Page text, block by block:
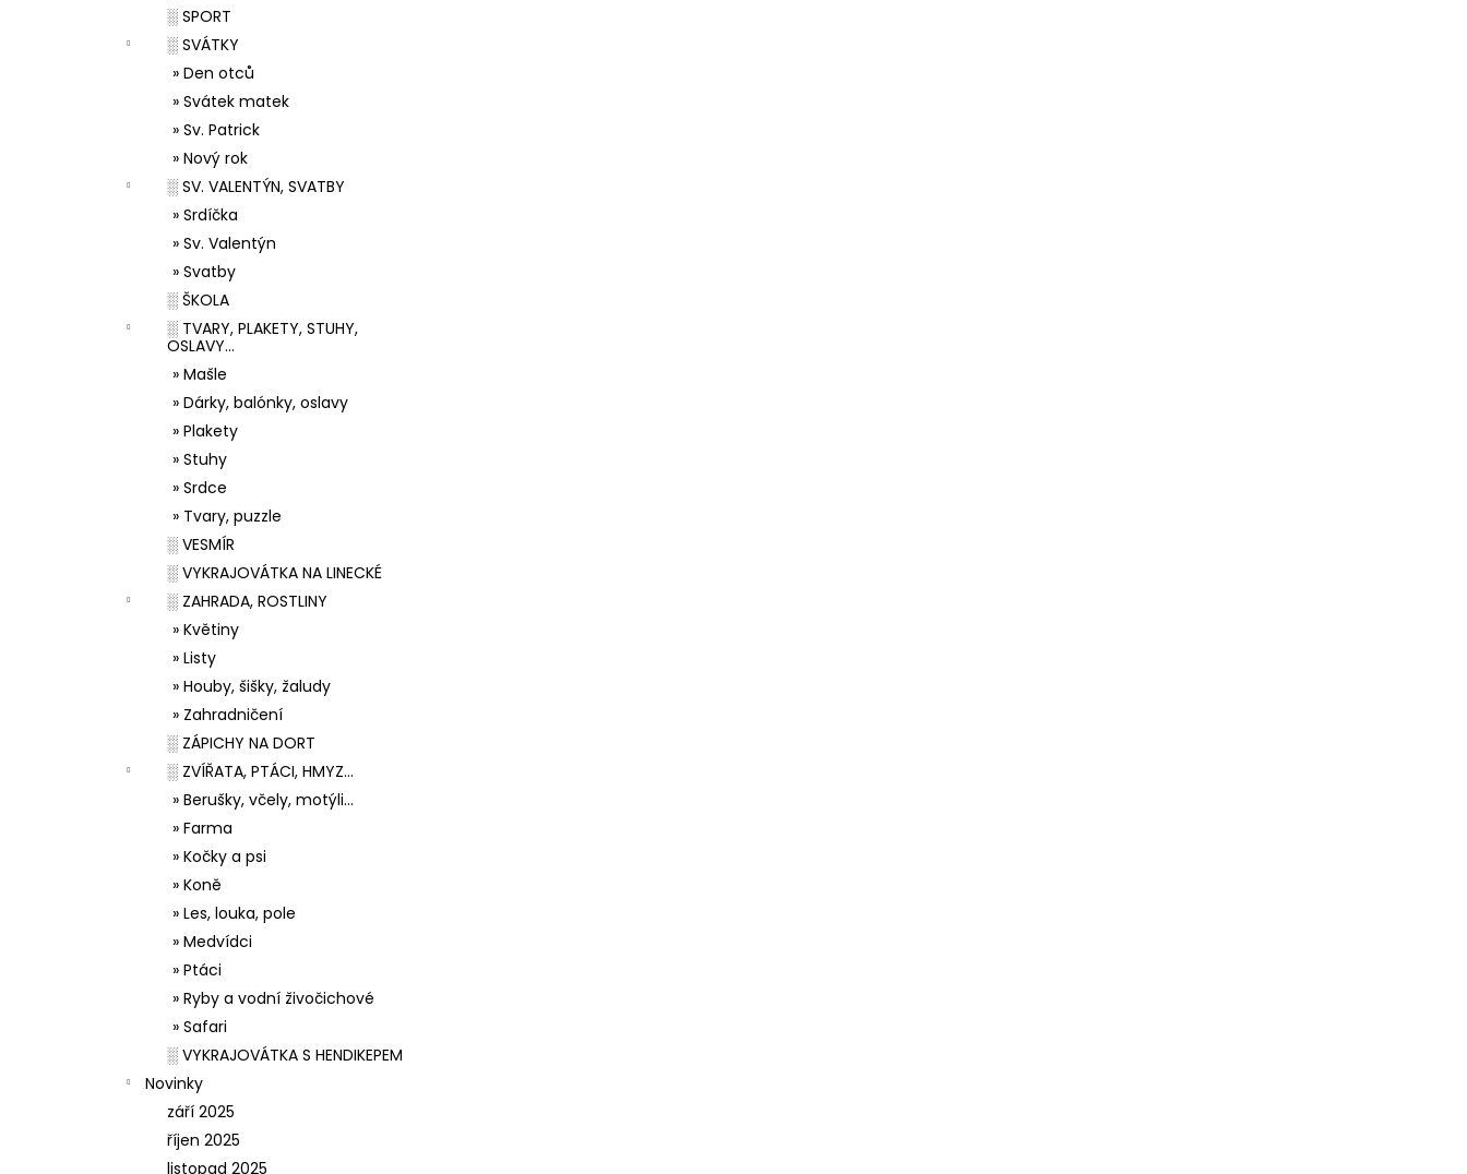
░ SPORT
░ SVÁTKY
» Den otců
» Svátek matek
» Sv. Patrick
» Nový rok
░ SV. VALENTÝN, SVATBY
» Srdíčka
» Sv. Valentýn
» Svatby
░ ŠKOLA
░ TVARY, PLAKETY, STUHY,
OSLAVY...
» Mašle
» Dárky, balónky, oslavy
» Plakety
» Stuhy
» Srdce
» Tvary, puzzle
░ VESMÍR
░ VYKRAJOVÁTKA NA LINECKÉ
░ ZAHRADA, ROSTLINY
» Květiny
» Listy
» Houby, šišky, žaludy
» Zahradničení
░ ZÁPICHY NA DORT
░ ZVÍŘATA, PTÁCI, HMYZ...
» Berušky, včely, motýli...
» Farma
» Kočky a psi
» Koně
» Les, louka, pole
» Medvídci
» Ptáci
» Ryby a vodní živočichové
» Safari
░ VYKRAJOVÁTKA S HENDIKEPEM
Novinky
září 2025
říjen 2025
listopad 2025